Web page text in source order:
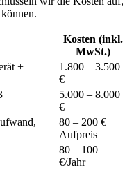
Kosten (inkl.
MwSt.)
+
1.800 – 3.500
€
5.000 – 8.000
€
80 – 200 €
Aufpreis
80 – 100
€/Jahr